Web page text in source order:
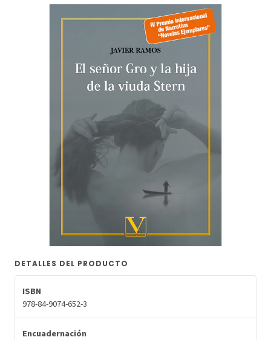
DETALLES DEL PRODUCTO
ISBN
978-84-9074-652-3
Encuadernación